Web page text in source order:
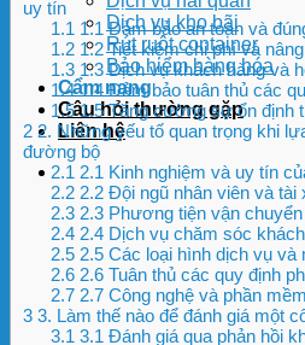
Dịch vụ kho bãi
Rút ruột container
Bảo hiểm hàng hóa
Cẩm nang
Câu hỏi thường gặp
Liên hệ
uy tín
1.1 1.1 Đảm bảo an toàn và
1.21.2 Tiết kiệm chi phí và
1.31.3 Dịch vụ khách hàng và
1.41.4 Đảm bảo tuân thủ các
1.51.5 Tăng cường sự ổn định
2 2. Những yếu tố quan trọng khi
đường bộ
2.1 2.1 Kinh nghiệm và uy tín
2.22.2 Đội ngũ nhân viên và tài
2.32.3 Phương tiện vận
2.42.4 Dịch vụ chăm sóc
2.52.5 Các loại hình dịch vụ và
2.62.6 Tuân thủ các quy định
2.72.7 Công nghệ và phần
3 3. Làm thế nào để đánh giá một
3.1 3.1 Đánh giá qua phản hồi